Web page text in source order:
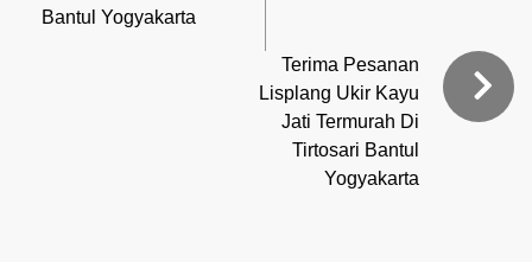
Bantul Yogyakarta
Terima Pesanan
Lisplang Ukir Kayu
Jati Termurah Di
Tirtosari Bantul
Yogyakarta